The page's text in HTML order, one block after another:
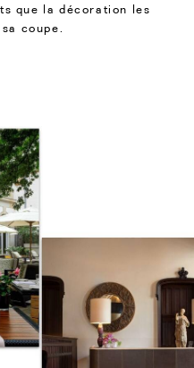
que la décoration les
coupe.